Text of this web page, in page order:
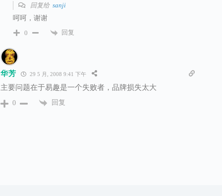
回复给 sanji
呵呵，谢谢
0
回复
华芳 29 5 月, 2008 9:41 下午
主要问题在于易趣是一个失败者，品牌损失太大
0 回复